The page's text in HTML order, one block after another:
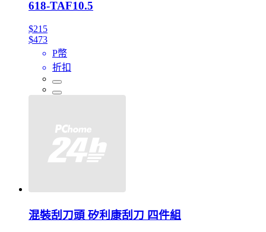
618-TAF10.5
$215
$473
P幣
折扣
混裝刮刀頭 矽利康刮刀 四件組